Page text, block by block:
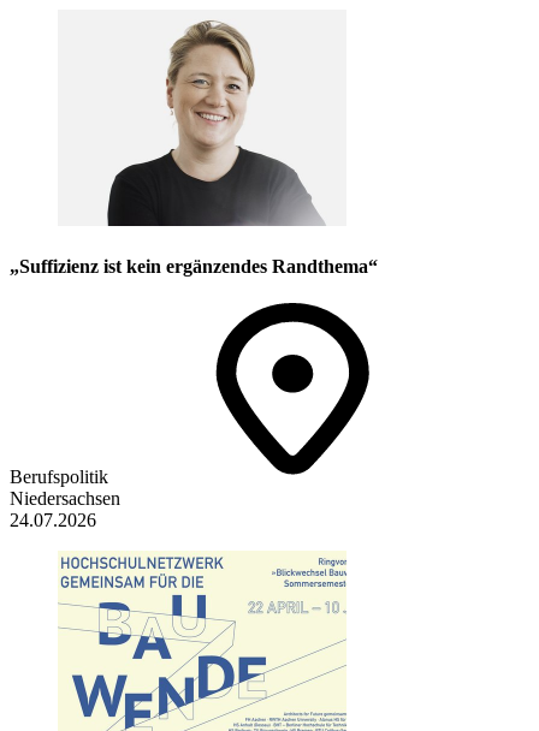
„Suffizienz ist kein ergänzendes Randthema“
Berufspolitik
Niedersachsen
24.07.2026